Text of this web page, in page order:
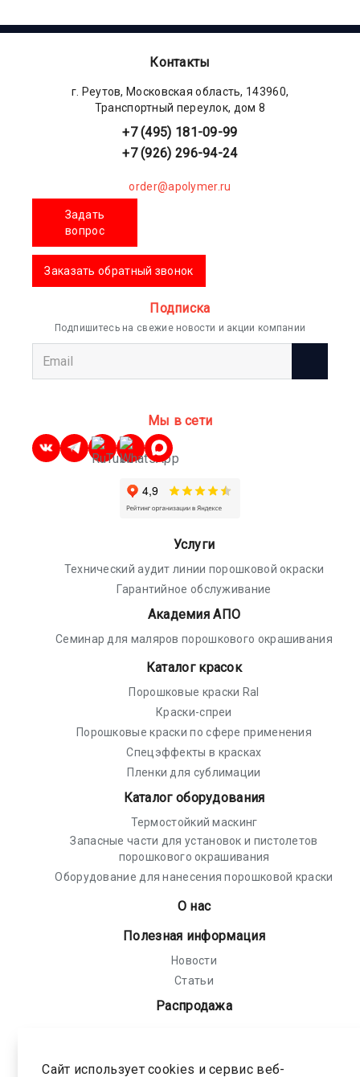
Контакты
г. Реутов, Московская область, 143960,
Транспортный переулок, дом 8
+7 (495) 181-09-99
+7 (926) 296-94-24
order@apolymer.ru
Задать
вопрос
Заказать обратный звонок
Подписка
Подпишитесь на свежие новости и акции компании
Мы в сети
Услуги
Технический аудит линии порошковой окраски
Гарантийное обслуживание
Академия АПО
Семинар для маляров порошкового окрашивания
Каталог красок
Порошковые краски Ral
Краски-спреи
Порошковые краски по сфере применения
Спецэффекты в красках
Пленки для сублимации
Каталог оборудования
Термостойкий маскинг
Запасные части для установок и пистолетов
порошкового окрашивания
Оборудование для нанесения порошковой краски
О нас
Полезная информация
Новости
Статьи
Распродажа
Соглашение на обработку персональных
Сайт использует cookies и сервис веб-